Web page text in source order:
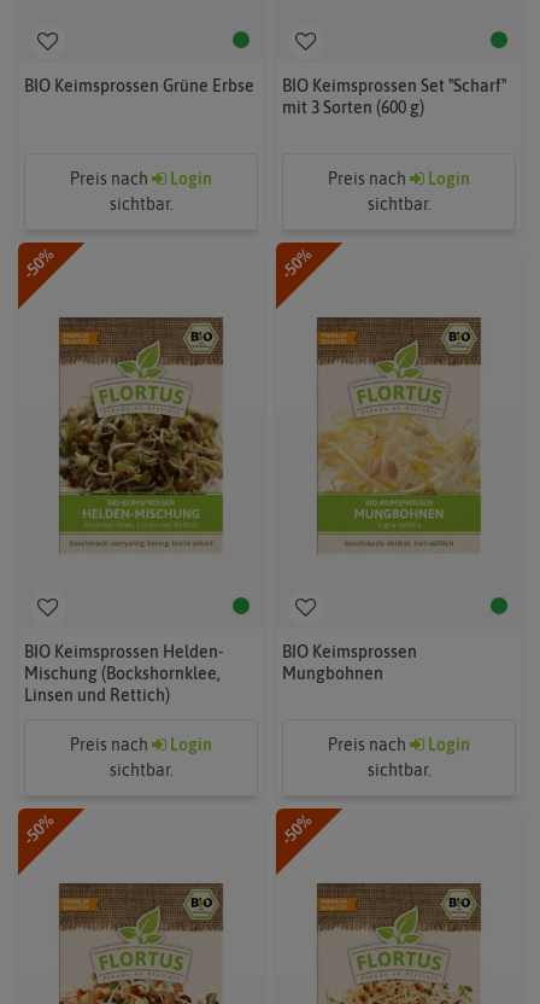
BIO Keimsprossen Grüne Erbse
Preis nach
Login
sichtbar.
BIO Keimsprossen Set "Scharf"
mit 3 Sorten (600 g)
Preis nach
Login
sichtbar.
-50%
BIO Keimsprossen Helden-
Mischung (Bockshornklee,
Linsen und Rettich)
Preis nach
Login
sichtbar.
-50%
BIO Keimsprossen
Mungbohnen
Preis nach
Login
sichtbar.
-50% -50%